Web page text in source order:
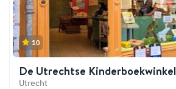
10
De Utrechtse Kinderboekwinkel
Utrecht